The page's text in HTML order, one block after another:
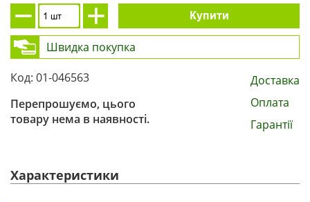
Купити
Швидка покупка
Код: 01-046563
Перепрошуємо, цього
товару нема в наявності.
Доставка
Оплата
Гарантії
Характеристики